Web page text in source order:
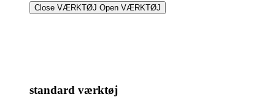
Close VÆRKTØJ Open VÆRKTØJ
standard værktøj